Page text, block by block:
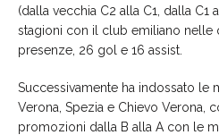
(dalla vecchia C2 alla C1, dalla C1
stagioni con il club emiliano nelle
presenze, 26 gol e 16 assist.
Successivamente ha indossato le
Verona, Spezia e Chievo Verona,
promozioni dalla B alla A con le